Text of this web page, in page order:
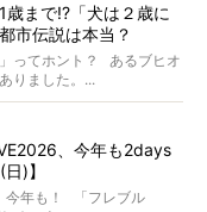
まで!?「犬は２歳に
市伝説は本当？
ってホント？ あるブヒオ
りました。...
、今年も2days
)】
今年も！ 「フレブル